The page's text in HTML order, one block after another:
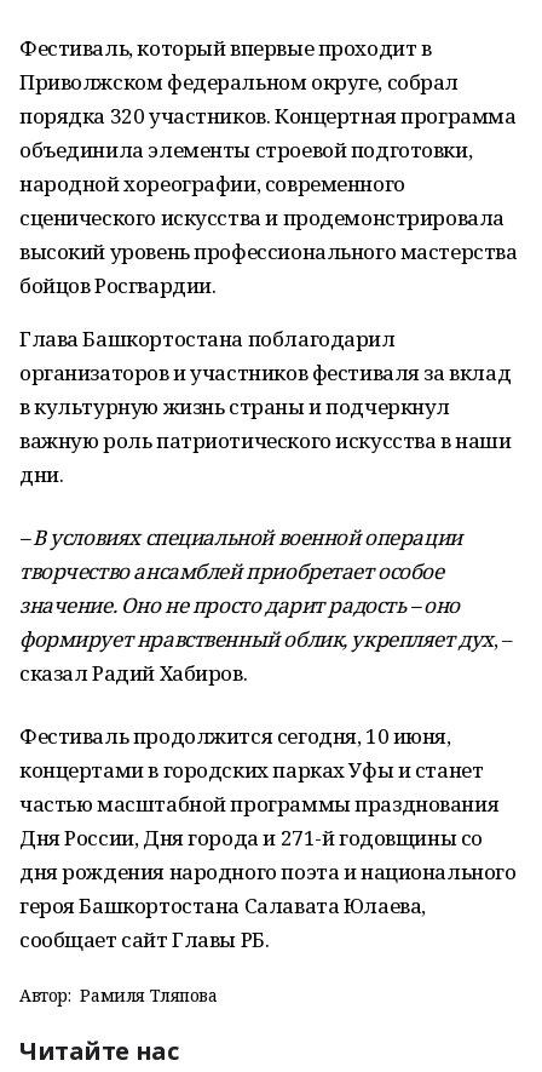
Фестиваль, который впервые проходит в
Приволжском федеральном округе, собрал
порядка 320 участников. Концертная программа
объединила элементы строевой подготовки,
народной хореографии, современного
сценического искусства и продемонстрировала
высокий уровень профессионального мастерства
бойцов Росгвардии.
Глава Башкортостана поблагодарил
организаторов и участников фестиваля за вклад
в культурную жизнь страны и подчеркнул
важную роль патриотического искусства в наши
дни.
– В условиях специальной военной операции
творчество ансамблей приобретает особое
значение. Оно не просто дарит радость – оно
формирует нравственный облик, укрепляет дух, –
сказал Радий Хабиров.
Фестиваль продолжится сегодня, 10 июня,
концертами в городских парках Уфы и станет
частью масштабной программы празднования
Дня России, Дня города и 271-й годовщины со
дня рождения народного поэта и национального
героя Башкортостана Салавата Юлаева,
сообщает сайт Главы РБ.
Автор: Рамиля Тляпова
Читайте нас